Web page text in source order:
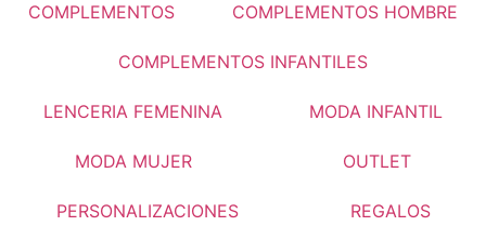
COMPLEMENTOS COMPLEMENTOS HOMBRE
COMPLEMENTOS INFANTILES
LENCERIA FEMENINA MODA INFANTIL
MODA MUJER OUTLET
PERSONALIZACIONES REGALOS